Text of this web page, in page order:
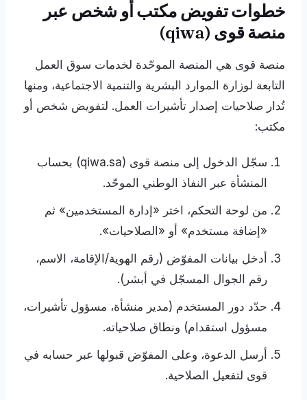
خطوات تفويض مكتب أو شخص عبر
منصة قوى (qiwa)
منصة قوى هي المنصة الموحّدة لخدمات سوق العمل
التابعة لوزارة الموارد البشرية والتنمية الاجتماعية، ومنها
تُدار صلاحيات إصدار تأشيرات العمل. لتفويض شخص أو
مكتب:
سجّل الدخول إلى منصة قوى (qiwa.sa) بحساب
المنشأة عبر النفاذ الوطني الموحّد.
من لوحة التحكم، اختر «إدارة المستخدمين» ثم
«إضافة مستخدم» أو «الصلاحيات».
أدخل بيانات المفوّض (رقم الهوية/الإقامة، الاسم،
رقم الجوال المسجّل في أبشر).
حدّد دور المستخدم (مدير منشأة، مسؤول تأشيرات،
مسؤول استقدام) ونطاق صلاحياته.
أرسل الدعوة، وعلى المفوّض قبولها عبر حسابه في
قوى لتفعيل الصلاحية.